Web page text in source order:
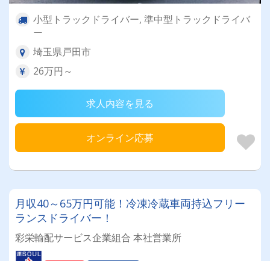
小型トラックドライバー, 準中型トラックドライバ
ー
埼玉県戸田市
26万円～
求人内容を見る
オンライン応募
月収40～65万円可能！冷凍冷蔵車両持込フリー
ランスドライバー！
彩栄輸配サービス企業組合 本社営業所